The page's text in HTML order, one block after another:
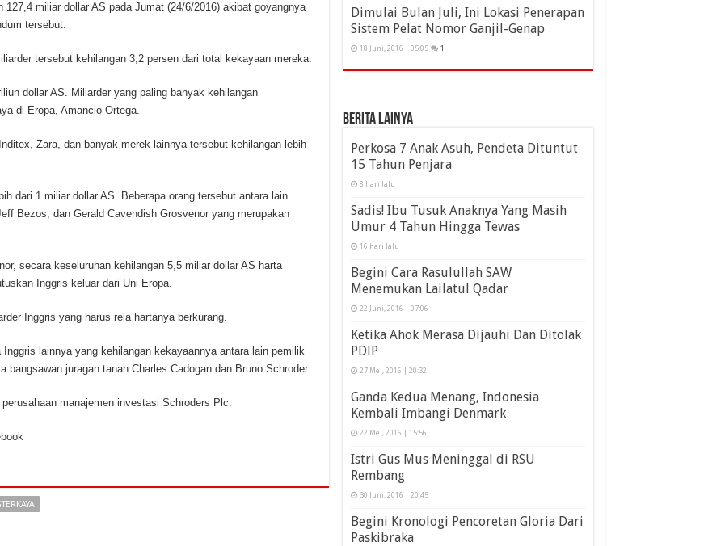
miliar dollar AS pada Jumat (24/6/2016) akibat goyangnya
tersebut.
tersebut kehilangan 3,2 persen dari total kekayaan mereka.
dollar AS. Miliarder yang paling banyak kehilangan
di Eropa, Amancio Ortega.
Zara, dan banyak merek lainnya tersebut kehilangan lebih
dari 1 miliar dollar AS. Beberapa orang tersebut antara lain
Bezos, dan Gerald Cavendish Grosvenor yang merupakan
secara keseluruhan kehilangan 5,5 miliar dollar AS harta
Inggris keluar dari Uni Eropa.
Inggris yang harus rela hartanya berkurang.
lainnya yang kehilangan kekayaannya antara lain pemilik
bangsawan juragan tanah Charles Cadogan dan Bruno Schroder.
manajemen investasi Schroders Plc.
Dimulai Bulan Juli, Ini Lokasi Penerapan
Sistem Pelat Nomor Ganjil-Genap
18 Juni, 2016 | 05:05 1
Berita Lainya
Perkosa 7 Anak Asuh, Pendeta Dituntut
15 Tahun Penjara
8 hari lalu
Sadis! Ibu Tusuk Anaknya Yang Masih
Umur 4 Tahun Hingga Tewas
16 hari lalu
Begini Cara Rasulullah SAW
Menemukan Lailatul Qadar
22 Juni, 2016 | 07:06
Ketika Ahok Merasa Dijauhi Dan Ditolak
PDIP
27 Mei, 2016 | 20:32
Ganda Kedua Menang, Indonesia
Kembali Imbangi Denmark
22 Mei, 2016 | 15:56
Istri Gus Mus Meninggal di RSU
Rembang
30 Juni, 2016 | 20:45
Begini Kronologi Pencoretan Gloria Dari
Paskibraka